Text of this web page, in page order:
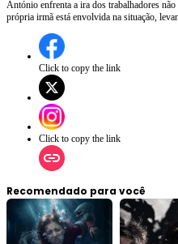
António enfrenta a ira dos trabalhadores não
própria irmã está envolvida na situação,
Click to copy the link
Click to copy the link
Recomendado para você